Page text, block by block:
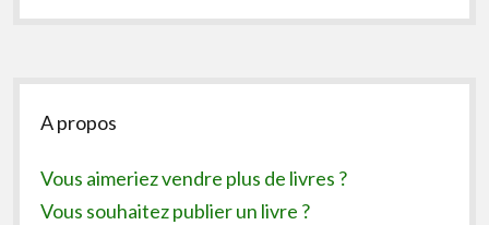
Sidebar
A propos
Vous aimeriez vendre plus de livres ?
Vous souhaitez publier un livre ?